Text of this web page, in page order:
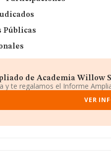
Públicas
de Academia Willow
y te regalamos el Informe
VER